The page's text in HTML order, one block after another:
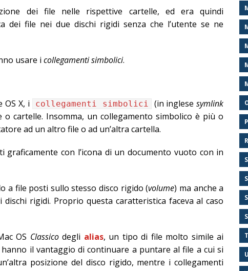
dei file nelle rispettive cartelle, ed era quindi
dei file nei due dischi rigidi senza che l’utente se ne
usare i collegamenti simbolici.
X, i
collegamenti simbolici (in inglesesymlink
cartelle. Insomma, un collegamento simbolico è più o
ad un altro file o ad un’altra cartella.
con l’icona di un documento vuoto con in
a file posti sullo stesso disco rigido (volume) ma anche a
rigidi. Proprio questa caratteristica faceva al caso
OS Classicodegli alias, un tipo di file molto simile ai
il vantaggio di continuare a puntare al file a cui si
posizione del disco rigido, mentre i collegamenti